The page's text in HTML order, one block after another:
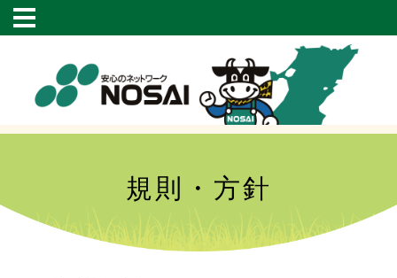
規則・方針